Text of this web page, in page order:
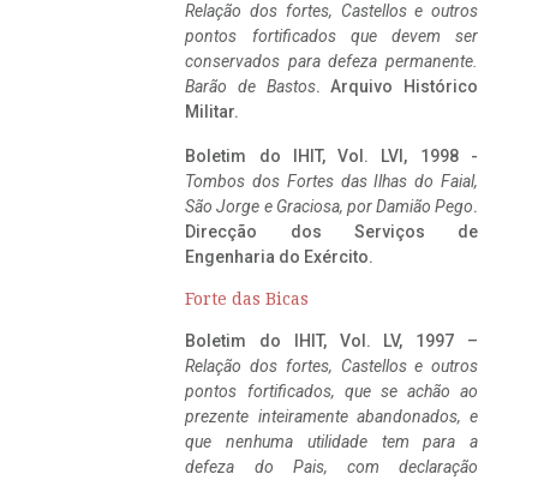
Relação dos fortes, Castellos e outros
pontos fortificados que devem ser
conservados para defeza permanente.
Barão de Bastos. Arquivo Histórico
Militar.
Boletim do IHIT, Vol. LVI, 1998 -
Tombos dos Fortes das Ilhas do Faial,
São Jorge e Graciosa, por Damião Pego.
Direcção dos Serviços de
Engenharia do Exército.
Forte das Bicas
Boletim do IHIT, Vol. LV, 1997 –
Relação dos fortes, Castellos e outros
pontos fortificados, que se achão ao
prezente inteiramente abandonados, e
que nenhuma utilidade tem para a
defeza do Pais, com declaração